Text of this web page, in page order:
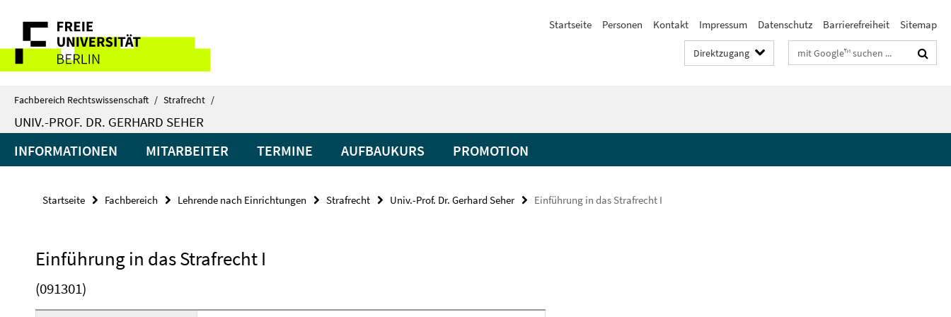
direkt
Inhalt
Service-
Navigation
Startseite Personen Kontakt Impressum Datenschutz Barrierefreiheit Sitemap
Direktzugang Suchbegriffe
Fachbereich Rechtswissenschaft / Strafrecht /
UNIV.-PROF. DR. GERHARD SEHER
INFORMATIONEN MITARBEITER TERMINE AUFBAUKURS PROMOTION
Startseite Fachbereich Lehrende nach Einrichtungen Strafrecht Univ.-Prof. Dr. Gerhard Seher Einführung in das Strafrecht I
Einführung in das Strafrecht I
(091301)